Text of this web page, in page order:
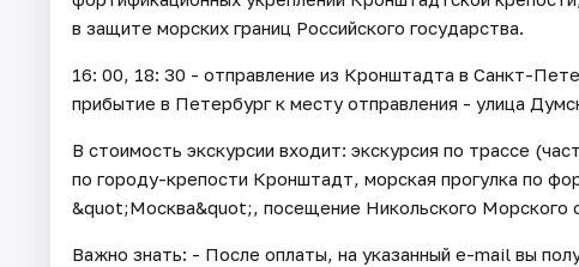
в защите морских границ Российского государства.
16: 00, 18: 30 - отправление из Кронштадта в Санкт-
прибытие в Петербург к месту отправления - улица
В стоимость экскурсии входит: экскурсия по трассе
по городу-крепости Кронштадт, морская прогулка по
&quot;Москва&quot;, посещение Никольского Морского
Важно знать: - После оплаты, на указанный e-mail вы